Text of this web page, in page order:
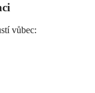
vůbec: